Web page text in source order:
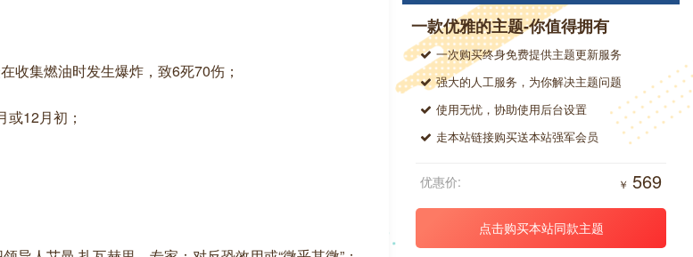
收集燃油时发生爆炸，致6死70伤；
12月初；
一款优雅的主题-你值得拥有
一次购买终身免费提供主题更新服务
强大的人工服务，为你解决主题问题
使用无忧，协助使用后台设置
走本站链接购买送本站强军会员
￥ 569
优惠价:
点击购买本站同款主题